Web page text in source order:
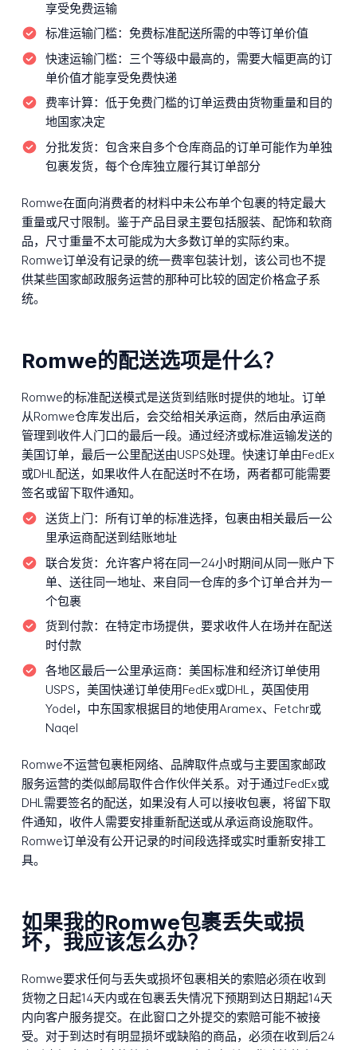
享受免费运输
标准运输门槛： 免费标准配送所需的中等订单价值
快速运输门槛： 三个等级中最高的，需要大幅更高的订
单价值才能享受免费快递
费率计算： 低于免费门槛的订单运费由货物重量和目的
地国家决定
分批发货： 包含来自多个仓库商品的订单可能作为单独
包裹发货，每个仓库独立履行其订单部分
Romwe在面向消费者的材料中未公布单个包裹的特定最大
重量或尺寸限制。鉴于产品目录主要包括服装、配饰和软商
品，尺寸重量不太可能成为大多数订单的实际约束。
Romwe订单没有记录的统一费率包装计划，该公司也不提
供某些国家邮政服务运营的那种可比较的固定价格盒子系
统。
Romwe的配送选项是什么？
Romwe的标准配送模式是送货到结账时提供的地址。订单
从Romwe仓库发出后，会交给相关承运商，然后由承运商
管理到收件人门口的最后一段。通过经济或标准运输发送的
美国订单，最后一公里配送由USPS处理。快速订单由FedEx
或DHL配送，如果收件人在配送时不在场，两者都可能需要
签名或留下取件通知。
送货上门： 所有订单的标准选择，包裹由相关最后一公
里承运商配送到结账地址
联合发货：
允许客户将在同一24小时期间从同一账户下
单、送往同一地址、来自同一仓库的多个订单合并为一
个包裹
货到付款： 在特定市场提供，要求收件人在场并在配送
时付款
各地区最后一公里承运商： 美国标准和经济订单使用
USPS，美国快递订单使用FedEx或DHL，英国使用
Yodel，中东国家根据目的地使用Aramex、Fetchr或
Naqel
Romwe不运营包裹柜网络、品牌取件点或与主要国家邮政
服务运营的类似邮局取件合作伙伴关系。对于通过FedEx或
DHL需要签名的配送，如果没有人可以接收包裹，将留下取
件通知，收件人需要安排重新配送或从承运商设施取件。
Romwe订单没有公开记录的时间段选择或实时重新安排工
具。
如果我的Romwe包裹丢失或损
坏，我应该怎么办？
Romwe要求任何与丢失或损坏包裹相关的索赔必须在收到
货物之日起14天内或在包裹丢失情况下预期到达日期起14天
内向客户服务提交。在此窗口之外提交的索赔可能不被接
受。对于到达时有明显损坏或缺陷的商品，必须在收到后24